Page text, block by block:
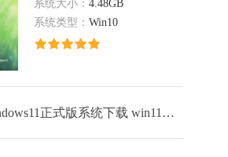
系统大小： 4.48GB
系统类型： Win10
雨林木风 windows11正式版系统下载 win11镜像 V2023下载